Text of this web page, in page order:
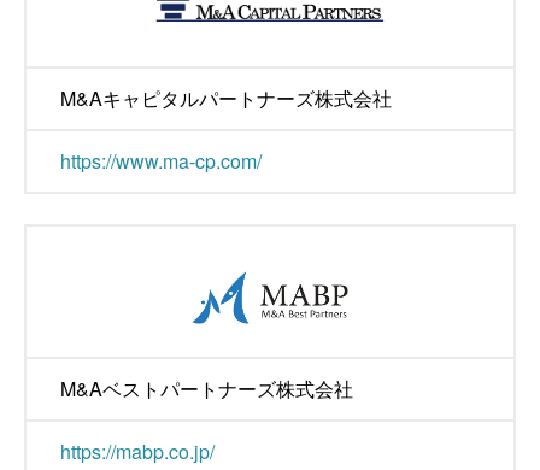
M&Aキャピタルパートナーズ株式会社
https://www.ma-cp.com/
M&Aベストパートナーズ株式会社
https://mabp.co.jp/